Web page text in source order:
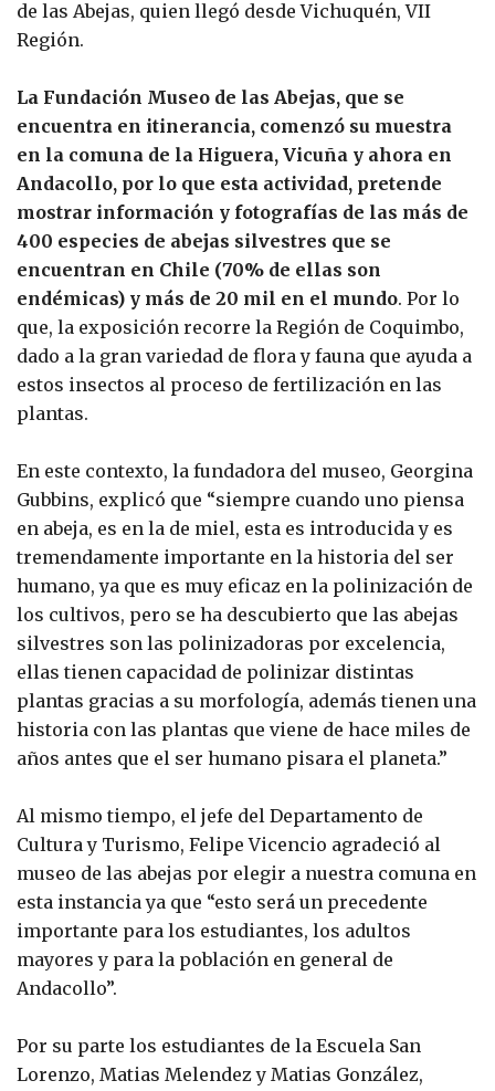
de las Abejas, quien llegó desde Vichuquén, VII
Región.
La Fundación Museo de las Abejas, que se
encuentra en itinerancia, comenzó su muestra
en la comuna de la Higuera, Vicuña y ahora en
Andacollo, por lo que esta actividad, pretende
mostrar información y fotografías de las más de
400 especies de abejas silvestres que se
encuentran en Chile (70% de ellas son
endémicas) y más de 20 mil en el mundo. Por lo
que, la exposición recorre la Región de Coquimbo,
dado a la gran variedad de flora y fauna que ayuda a
estos insectos al proceso de fertilización en las
plantas.
En este contexto, la fundadora del museo, Georgina
Gubbins, explicó que “siempre cuando uno piensa
en abeja, es en la de miel, esta es introducida y es
tremendamente importante en la historia del ser
humano, ya que es muy eficaz en la polinización de
los cultivos, pero se ha descubierto que las abejas
silvestres son las polinizadoras por excelencia,
ellas tienen capacidad de polinizar distintas
plantas gracias a su morfología, además tienen una
historia con las plantas que viene de hace miles de
años antes que el ser humano pisara el planeta.”
Al mismo tiempo, el jefe del Departamento de
Cultura y Turismo, Felipe Vicencio agradeció al
museo de las abejas por elegir a nuestra comuna en
esta instancia ya que “esto será un precedente
importante para los estudiantes, los adultos
mayores y para la población en general de
Andacollo”.
Por su parte los estudiantes de la Escuela San
Lorenzo, Matias Melendez y Matias González,